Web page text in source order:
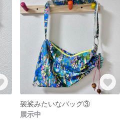
袈裟みたいなバッグ③
展示中